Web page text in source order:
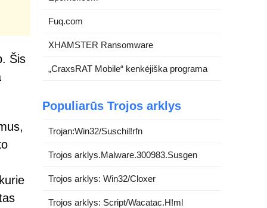
Šis
Fuq.com
XHAMSTER Ransomware
„CraxsRAT Mobile“ kenkėjiška programa
Populiarūs Trojos arklys
Trojan:Win32/Suschil!rfn
Trojos arklys.Malware.300983.Susgen
Trojos arklys: Win32/Cloxer
Trojos arklys: Script/Wacatac.H!ml